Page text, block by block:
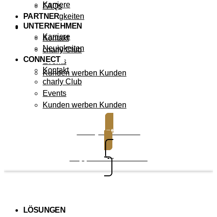
Karriere
Neuigkeiten
CONNECT
Kontakt
charly Club
Events
Kunden werben Kunden
FAQs
PARTNER
UNTERNEHMEN
Karriere
Neuigkeiten
CONNECT
Kontakt
charly Club
Events
Kunden werben Kunden
charly entdecken
Support kontaktieren
LÖSUNGEN